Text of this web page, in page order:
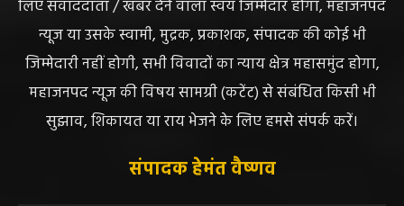
लिए संवाददाता / खबर देने वाला स्वयं जिम्मेदार होगा, महाजनपद
न्यूज या उसके स्वामी, मुद्रक, प्रकाशक, संपादक की कोई भी
जिम्मेदारी नहीं होगी, सभी विवादों का न्याय क्षेत्र महासमुंद होगा,
महाजनपद न्यूज की विषय सामग्री (कटेंट) से संबंधित किसी भी
सुझाव, शिकायत या राय भेजने के लिए हमसे संपर्क करें।
संपादक हेमंत वैष्णव